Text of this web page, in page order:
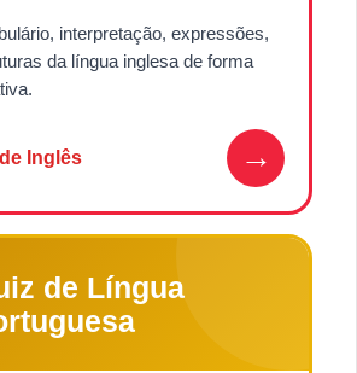
interpretação, expressões,
da língua inglesa de forma
Inglês →
de Língua